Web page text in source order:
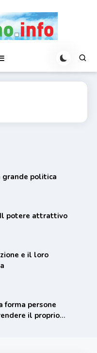
grande politica
potere attrattivo
e il loro
forma persone
il proprio